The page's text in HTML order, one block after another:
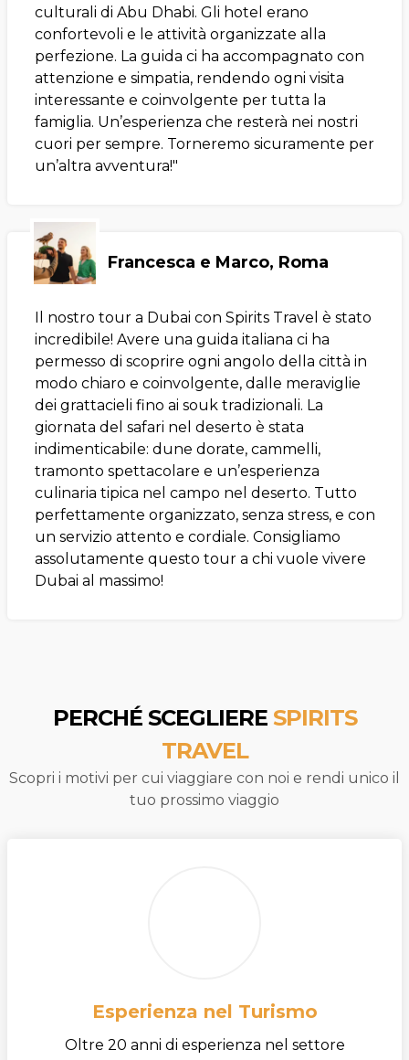
culturali di Abu Dhabi. Gli hotel erano
confortevoli e le attività organizzate alla
perfezione. La guida ci ha accompagnato con
attenzione e simpatia, rendendo ogni visita
interessante e coinvolgente per tutta la
famiglia. Un’esperienza che resterà nei nostri
cuori per sempre. Torneremo sicuramente per
un’altra avventura!"
Francesca e Marco, Roma
Il nostro tour a Dubai con Spirits Travel è stato
incredibile! Avere una guida italiana ci ha
permesso di scoprire ogni angolo della città in
modo chiaro e coinvolgente, dalle meraviglie
dei grattacieli fino ai souk tradizionali. La
giornata del safari nel deserto è stata
indimenticabile: dune dorate, cammelli,
tramonto spettacolare e un’esperienza
culinaria tipica nel campo nel deserto. Tutto
perfettamente organizzato, senza stress, e con
un servizio attento e cordiale. Consigliamo
assolutamente questo tour a chi vuole vivere
Dubai al massimo!
PERCHÉ SCEGLIERE SPIRITS
TRAVEL
Scopri i motivi per cui viaggiare con noi e rendi unico il
tuo prossimo viaggio
Esperienza nel Turismo
Oltre 20 anni di esperienza nel settore